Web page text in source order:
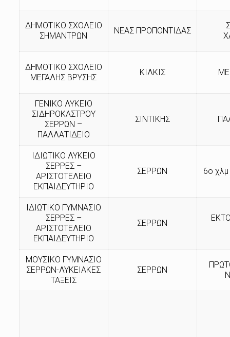
ΔΗΜΟΤΙΚΟ ΣΧΟΛΕΙΟ
ΣΗΜΑΝΤΡΩΝ
ΝΕΑΣ ΠΡΟΠΟΝΤΙΔΑΣ
ΔΗΜΟΤΙΚΟ ΣΧΟΛΕΙΟ
ΜΕΓΑΛΗΣ ΒΡΥΣΗΣ
ΚΙΛΚΙΣ
ΓΕΝΙΚΟ ΛΥΚΕΙΟ
ΣΙΔΗΡΟΚΑΣΤΡΟΥ
ΣΕΡΡΩΝ –
ΠΑΛΛΑΤΙΔΕΙΟ
ΣΙΝΤΙΚΗΣ
ΙΔΙΩΤΙΚΟ ΛΥΚΕΙΟ
ΣΕΡΡΕΣ –
ΑΡΙΣΤΟΤΕΛΕΙΟ
ΕΚΠΑΙΔΕΥΤΗΡΙΟ
ΣΕΡΡΩΝ 6ο
ΙΔΙΩΤΙΚΟ ΓΥΜΝΑΣΙΟ
ΣΕΡΡΕΣ –
ΑΡΙΣΤΟΤΕΛΕΙΟ
ΕΚΠΑΙΔΕΥΤΗΡΙΟ
ΣΕΡΡΩΝ
ΜΟΥΣΙΚΟ ΓΥΜΝΑΣΙΟ
ΣΕΡΡΩΝ-ΛΥΚΕΙΑΚΕΣ
ΤΑΞΕΙΣ
ΣΕΡΡΩΝ